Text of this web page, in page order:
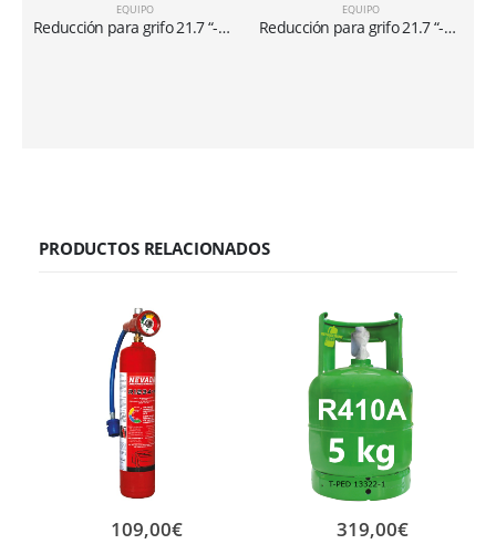
EQUIPO
Reducción para grifo 21.7 “-1/14 x 1/4” SX
EQUIPO
Reducción para grifo 21.7 “-1/14 x 5/16” SX
PRODUCTOS RELACIONADOS
109,00€ 319,00€